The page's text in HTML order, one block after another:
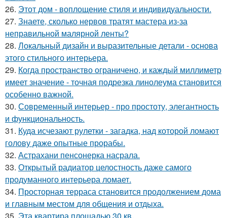
26. Этот дом - воплощение стиля и индивидуальности.
27. Знаете, сколько нервов тратят мастера из-за
неправильной малярной ленты?
28. Локальный дизайн и выразительные детали - основа
этого стильного интерьера.
29. Когда пространство ограничено, и каждый миллиметр
имеет значение - точная подрезка линолеума становится
особенно важной.
30. Современный интерьер - про простоту, элегантность
и функциональность.
31. Куда исчезают рулетки - загадка, над которой ломают
голову даже опытные прорабы.
32. Астрахани пенсонерка насрала.
33. Открытый радиатор целостность даже самого
продуманного интерьера ломает.
34. Просторная терраса становится продолжением дома
и главным местом для общения и отдыха.
35. Эта квартира площадью 30 кв.